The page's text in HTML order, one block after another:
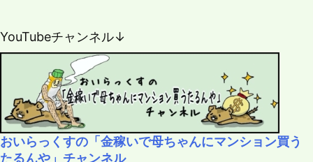
YouTubeチャンネル↓
おいらっくすの「金稼いで母ちゃんにマンション買う
たるんや」チャンネル